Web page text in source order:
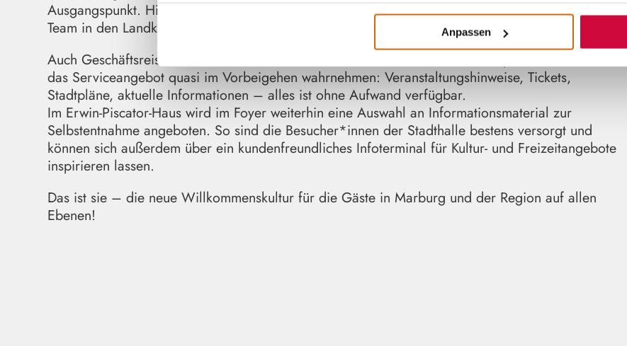
Anpassen
Ausgangspunkt. Hier starten sie optimal beraten und ausgestattet mit den besten Tipps vom MSLT-
Team in den Landkreis Marburg-Biedenkopf.“
Auch Geschäftsreisende, Patient*innen der Kliniken, Studierende oder Berufspendler*innen können
das Serviceangebot quasi im Vorbeigehen wahrnehmen: Veranstaltungshinweise, Tickets,
Stadtpläne, aktuelle Informationen – alles ist ohne Aufwand verfügbar.
Im Erwin-Piscator-Haus wird im Foyer weiterhin eine Auswahl an Informationsmaterial zur
Selbstentnahme angeboten. So sind die Besucher*innen der Stadthalle bestens versorgt und
können sich außerdem über ein kundenfreundliches Infoterminal für Kultur- und Freizeitangebote
inspirieren lassen.
Das ist sie – die neue Willkommenskultur für die Gäste in Marburg und der Region auf allen
Ebenen!